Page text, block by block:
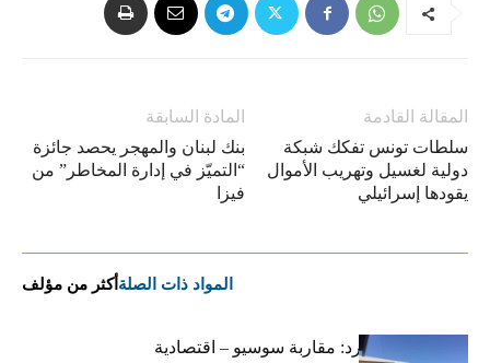
المادة السابقة
بنك لبنان والمهجر يحصد جائزة
“التميّز في إدارة المخاطر” من
فيزا
المقالة القادمة
سلطات تونس تفكك شبكة
دولية لغسيل وتهريب الأموال
يقودها إسرائيلي
المواد ذات الصلة أكثر من مؤلف
التضخم المستورد: مقاربة سوسيو – اقتصادية